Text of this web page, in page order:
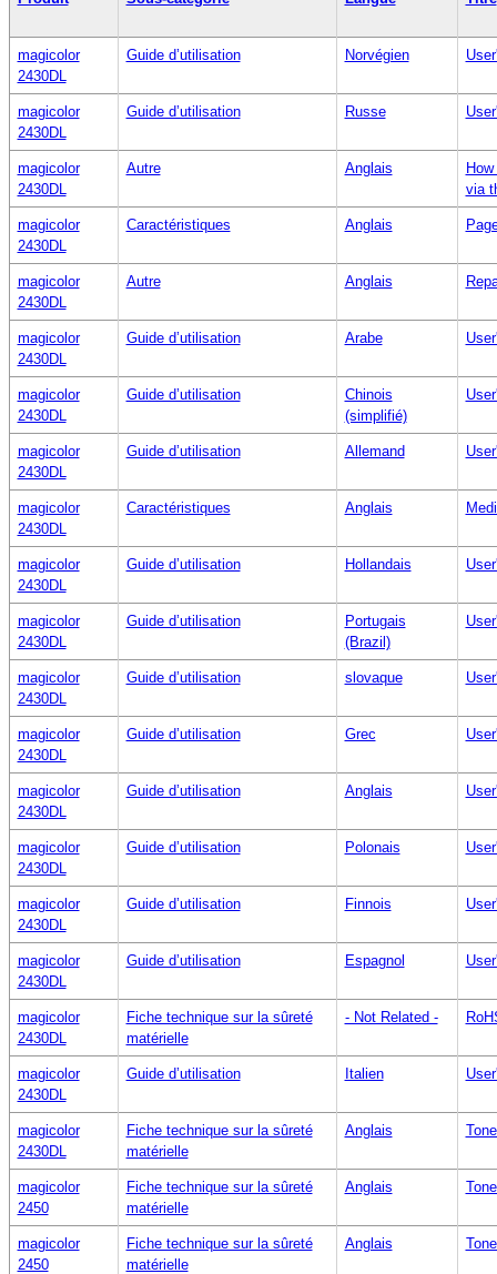
magicolor
2430DL
Guide d’utilisation Norvégien
magicolor
2430DL
Guide d’utilisation Russe
magicolor
2430DL
Autre Anglais
via
magicolor
2430DL
Caractéristiques Anglais
magicolor
2430DL
Autre Anglais
magicolor
2430DL
Guide d’utilisation Arabe
magicolor
2430DL
Guide d’utilisation
Chinois
(simplifié)
magicolor
2430DL
Guide d’utilisation Allemand
magicolor
2430DL
Caractéristiques Anglais
magicolor
2430DL
Guide d’utilisation Hollandais
magicolor
2430DL
Guide d’utilisation
Portugais
(Brazil)
magicolor
2430DL
Guide d’utilisation slovaque
magicolor
2430DL
Guide d’utilisation Grec
magicolor
2430DL
Guide d’utilisation Anglais
magicolor
2430DL
Guide d’utilisation Polonais
magicolor
2430DL
Guide d’utilisation Finnois
magicolor
2430DL
Guide d’utilisation Espagnol
magicolor
2430DL
Fiche technique sur la sûreté
matérielle
- Not Related -
magicolor
2430DL
Guide d’utilisation Italien
magicolor
2430DL
Fiche technique sur la sûreté
matérielle
Anglais
magicolor
2450
Fiche technique sur la sûreté
matérielle
Anglais
magicolor
2450
Fiche technique sur la sûreté
matérielle
Anglais